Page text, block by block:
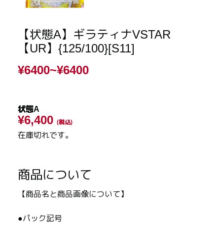
【状態A】ギラティナVSTAR
【UR】{125/100}[S11]
¥6400~¥6400
状態A
¥6,400 (税込)
在庫切れです。
商品について
【商品名と商品画像について】
●パック記号